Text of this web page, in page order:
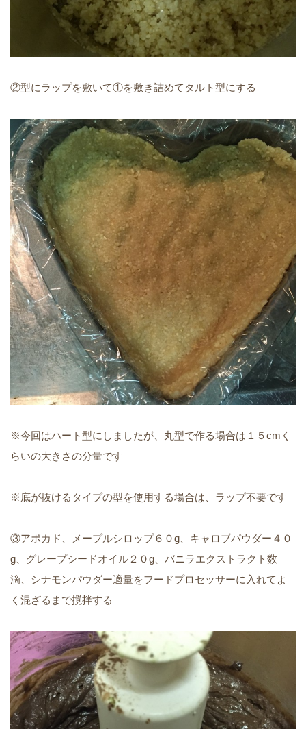
②型にラップを敷いて①を敷き詰めてタルト型にする
※今回はハート型にしましたが、丸型で作る場合は１５cmく
らいの大きさの分量です
※底が抜けるタイプの型を使用する場合は、ラップ不要です
③アボカド、メープルシロップ６０g、キャロブパウダー４０
g、グレープシードオイル２０g、バニラエクストラクト数
滴、シナモンパウダー適量をフードプロセッサーに入れてよ
く混ざるまで撹拌する